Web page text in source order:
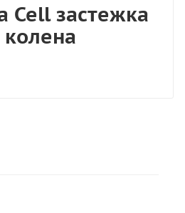
Cell застежка